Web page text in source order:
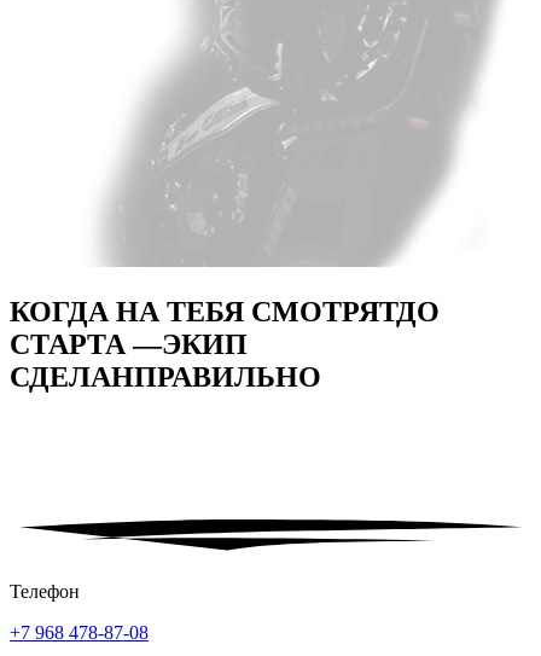
КОГДА НА ТЕБЯ СМОТРЯТДО
СТАРТА —ЭКИП
СДЕЛАНПРАВИЛЬНО
Телефон
+7 968 478-87-08